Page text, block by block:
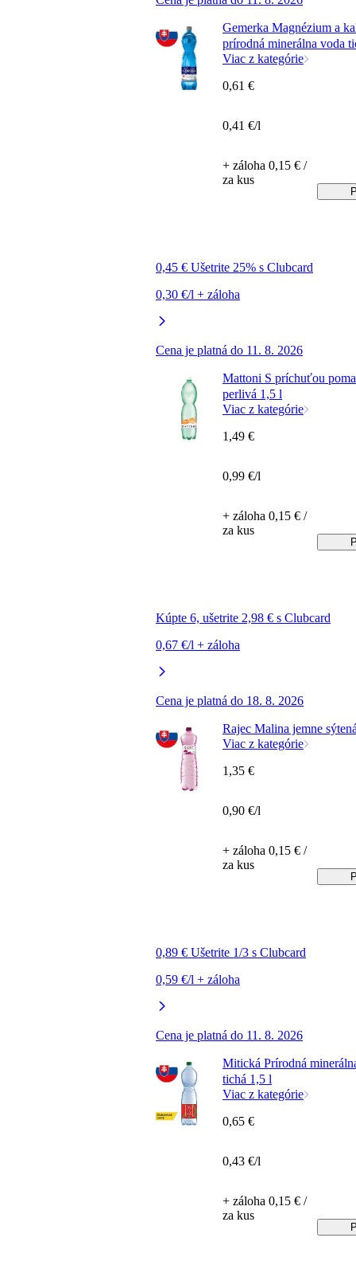
Gemerka Magnézium a
prírodná minerálna voda
Viac z kategórie
0,45 € Ušetrite 25% s Clubcard
0,30 €/l + záloha
Cena je platná do 11. 8. 2026
0,61 €
0,41 €/l
+ záloha 0,15 € /
za kus
Mattoni S príchuťou
perlivá 1,5 l
Viac z kategórie
Kúpte 6, ušetrite 2,98 € s Clubcard
0,67 €/l + záloha
Cena je platná do 18. 8. 2026
1,49 €
0,99 €/l
+ záloha 0,15 € /
za kus
Rajec Malina jemne
Viac z kategórie
0,89 € Ušetrite 1/3 s Clubcard
0,59 €/l + záloha
Cena je platná do 11. 8. 2026
1,35 €
0,90 €/l
+ záloha 0,15 € /
za kus
Mitická Prírodná
tichá 1,5 l
Viac z kategórie
0,65 €
0,43 €/l
+ záloha 0,15 € /
za kus